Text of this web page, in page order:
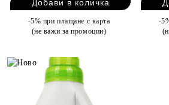
-5% при плащане с карта
(не важи за промоции)
-